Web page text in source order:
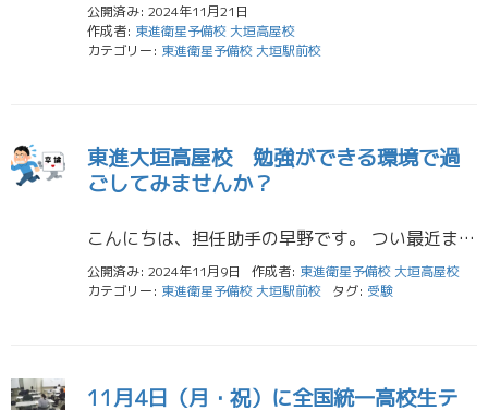
公開済み: 2024年11月21日
作成者: 東進衛星予備校 大垣高屋校
カテゴリー: 東進衛星予備校 大垣駅前校
東進大垣高屋校 勉強ができる環境で過
ごしてみませんか？
こんにちは、担任助手の早野です。 つい最近まで暑かった覚えがあるにも関わらず、一気に冬になりましたね。気温の変化に身体がついていかず、風邪をひいてしまいそうです。みなさんも温かくしてお過ごしください。 さて、11月は入試 […]
公開済み: 2024年11月9日 作成者: 東進衛星予備校 大垣高屋校
カテゴリー: 東進衛星予備校 大垣駅前校 タグ: 受験
11月4日（月・祝）に全国統一高校生テ